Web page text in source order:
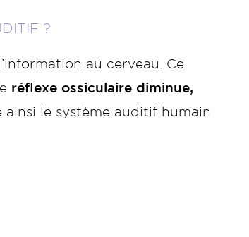
?
au cerveau. Ce
réflexe ossiculaire diminue,
ainsi le système auditif humain